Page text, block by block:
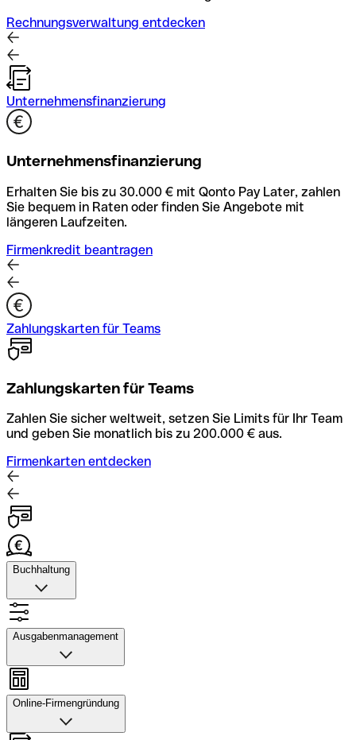
Rechnungsverwaltung entdecken
Unternehmensfinanzierung
Unternehmensfinanzierung
Erhalten Sie bis zu 30.000 € mit Qonto Pay Later, zahlen
Sie bequem in Raten oder finden Sie Angebote mit
längeren Laufzeiten.
Firmenkredit beantragen
Zahlungskarten für Teams
Zahlungskarten für Teams
Zahlen Sie sicher weltweit, setzen Sie Limits für Ihr Team
und geben Sie monatlich bis zu 200.000 € aus.
Firmenkarten entdecken
Buchhaltung
Buchhaltung
Scannen Sie Belege und laden Sie sie in Qonto hoch.
Rechnungsabläufe können Sie automatisieren und mit
dem Buchhaltungstool schneller abstimmen.
Konto mit Buchhaltung entdecken
Ausgabenmanagement
Ausgabenmanagement
Genehmigungen einrichten, Ausgaben verfolgen, Budgets
und Kartenlimits zuweisen sowie Überweisungen und
Daten exportieren – alles in einer Anwendung.
Online-Firmengründung